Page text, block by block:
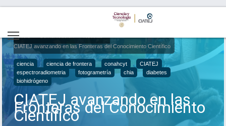
Inicio
CIATEJ avanzando en las Fronteras del Conocimiento Científico
ciencia ciencia de frontera conahcyt
CIATEJ
espectroradiometria
fotogrametría chia
diabetes
biohidrógeno
CIATEJ avanzando en las
Fronteras del Conocimiento
Científico